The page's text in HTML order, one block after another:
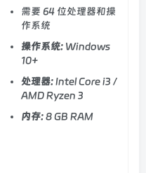
需要 64 位处理器和操
作系统
操作系统: Windows
10+
处理器:Intel Core i3 /
AMD Ryzen 3
内存:8 GB RAM